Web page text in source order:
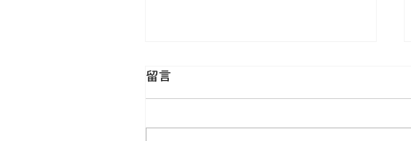
留言